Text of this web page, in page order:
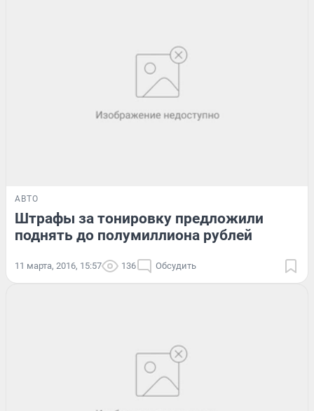
АВТО
Штрафы за тонировку предложили
поднять до полумиллиона рублей
11 марта, 2016, 15:57 136 Обсудить